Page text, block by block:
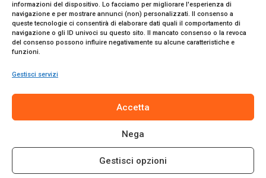
informazioni del dispositivo. Lo facciamo per migliorare l'esperienza di
navigazione e per mostrare annunci (non) personalizzati. Il consenso a
queste tecnologie ci consentirà di elaborare dati quali il comportamento di
navigazione o gli ID univoci su questo sito. Il mancato consenso o la revoca
del consenso possono influire negativamente su alcune caratteristiche e
funzioni.
Gestisci servizi
Accetta
Nega
Gestisci opzioni
Tribunale di Siracusa. Direttore responsabile Gianni Catania.
© 2024 Promo Italia S.r.l. Tutti i diritti riservati. | Sito web
realizzato daWeb-Arte.it
Cookie Policy|Termini e Condizioni